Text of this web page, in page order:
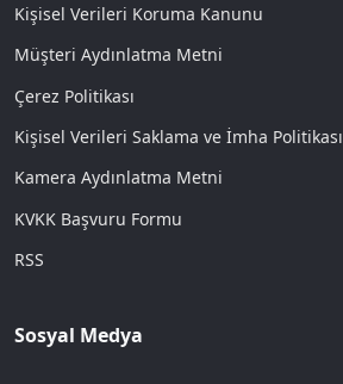
Kişisel Verileri Koruma Kanunu
Müşteri Aydınlatma Metni
Çerez Politikası
Kişisel Verileri Saklama ve İmha Politikası
Kamera Aydınlatma Metni
KVKK Başvuru Formu
RSS
Sosyal Medya